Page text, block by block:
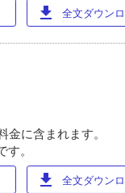
download 全文ダウン
に含まれます。
。
download 全文ダウン